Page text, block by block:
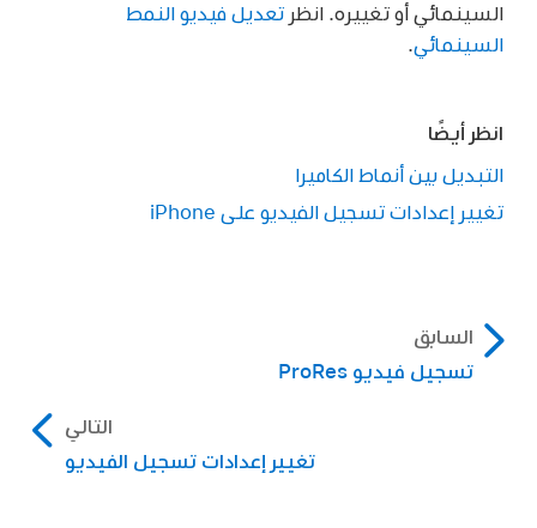
السينمائي أو تغييره. انظر تعديل فيديو النمط
السينمائي
انظر أيضًا
التبديل بين أنماط الكاميرا
تغيير إعدادات تسجيل الفيديو على iPhone
السابق
تسجيل فيديو ProRes
التالي
تغيير إعدادات تسجيل الفيديو